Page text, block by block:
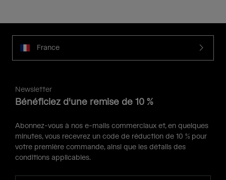
France
Newsletter
Bénéficiez d'une remise de 10 %
Abonnez-vous à nos e-mails commerciaux et, en quelques
minutes, vous recevrez un code de réduction de 10 % pour
votre première commande, ainsi que les détails des
conditions applicables.